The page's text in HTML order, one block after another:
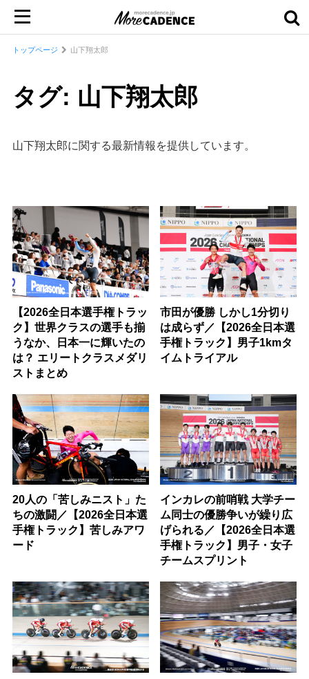
トップページ 山下翔太郎
タグ: 山下翔太郎
山下翔太郎に関する最新情報を提供しています。
【2026全日本選手権トラッ
ク】世界クラスの選手も揃
うなか、日本一に輝いたの
は？ エリートクラスメダリ
ストまとめ
市田が優勝 しかし1分切り
は成らず／【2026全日本選
手権トラック】男子1kmタ
イムトライアル
20人の「苦しみニスト」た
ちの激闘／【2026全日本選
手権トラック】苦しみアワ
ード
インカレの前哨戦 大学チー
ム同士の優勝争いが繰り広
げられる／【2026全日本選
手権トラック】男子・女子
チームスプリント